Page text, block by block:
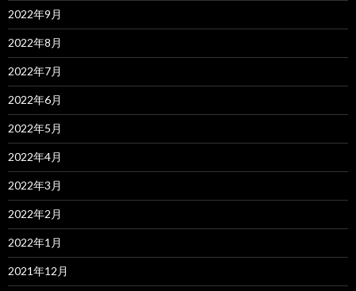
2022年9月
2022年8月
2022年7月
2022年6月
2022年5月
2022年4月
2022年3月
2022年2月
2022年1月
2021年12月